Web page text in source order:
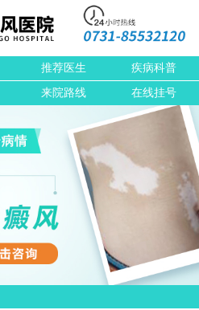
推荐医生 疾病科普
来院路线 在线挂号